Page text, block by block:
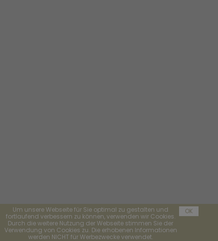
Um unsere Webseite für Sie optimal zu gestalten und
fortlaufend verbessern zu können, verwenden wir Cookies.
Durch die weitere Nutzung der Webseite stimmen Sie der
Verwendung von Cookies zu. Die erhobenen Informationen
werden NICHT für Werbezwecke verwendet.
OK